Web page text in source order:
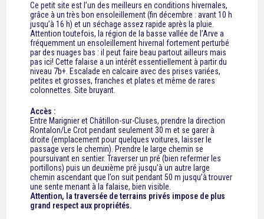
Ce petit site est l’un des meilleurs en conditions hivernales,
grâce à un très bon ensoleillement (fin décembre : avant 10 h
jusqu’à 16 h) et un séchage assez rapide après la pluie.
Attention toutefois, la région de la basse vallée de l’Arve a
fréquemment un ensoleillement hivernal fortement perturbé
par des nuages bas : il peut faire beau partout ailleurs mais
pas ici! Cette falaise a un intérêt essentiellement à partir du
niveau 7b+. Escalade en calcaire avec des prises variées,
petites et grosses, franches et plates et même de rares
colonnettes. Site bruyant.
Accès :
Entre Marignier et Châtillon-sur-Cluses, prendre la direction
Rontalon/Le Crot pendant seulement 30 m et se garer à
droite (emplacement pour quelques voitures, laisser le
passage vers le chemin). Prendre le large chemin se
poursuivant en sentier. Traverser un pré (bien refermer les
portillons) puis un deuxième pré jusqu’à un autre large
chemin ascendant que l’on suit pendant 50 m jusqu’à trouver
une sente menant à la falaise, bien visible.
Attention, la traversée de terrains privés impose de plus
grand respect aux propriétés.